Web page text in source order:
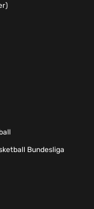
Bundesliga